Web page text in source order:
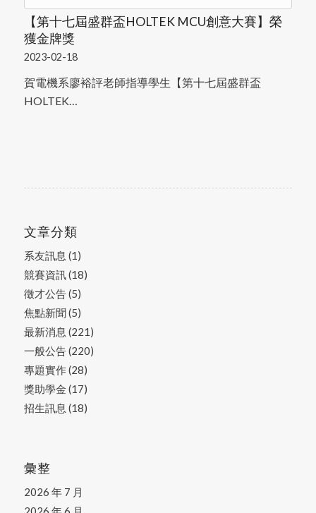
【第十七屆盛群盃HOLTEK MCU創意大賽】榮
獲金牌獎
2023-02-18
賀電機系廖裕評老師指導學生【第十七屆盛群盃
HOLTEK…
文章分類
系友訊息 (1)
競賽資訊(18)
徵才公告(5)
焦點新聞(5)
最新消息 (221)
一般公告(220)
專題實作(28)
獎助學金 (17)
招生訊息 (18)
彙整
2026 年 7 月